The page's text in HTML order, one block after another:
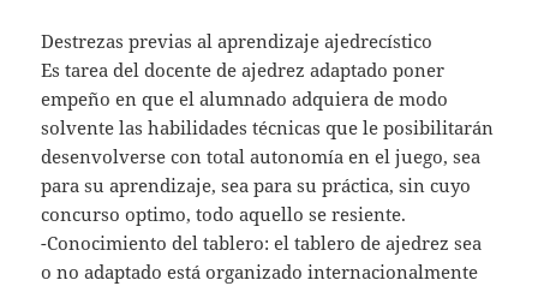
Destrezas previas al aprendizaje ajedrecístico
Es tarea del docente de ajedrez adaptado poner
empeño en que el alumnado adquiera de modo
solvente las habilidades técnicas que le posibilitarán
desenvolverse con total autonomía en el juego, sea
para su aprendizaje, sea para su práctica, sin cuyo
concurso optimo, todo aquello se resiente.
-Conocimiento del tablero: el tablero de ajedrez sea
o no adaptado está organizado internacionalmente